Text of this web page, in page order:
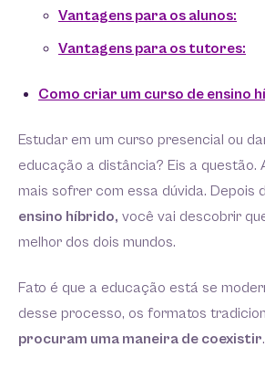
Vantagens para os alunos:
Vantagens para os tutores:
Como criar um curso de ensino
Estudar em um curso presencial ou
educação a distância? Eis a questão.
mais sofrer com essa dúvida. Depois
ensino híbrido, você vai descobrir
melhor dos dois mundos.
Fato é que a educação está se
desse processo, os formatos
procuram uma maneira de coexistir.